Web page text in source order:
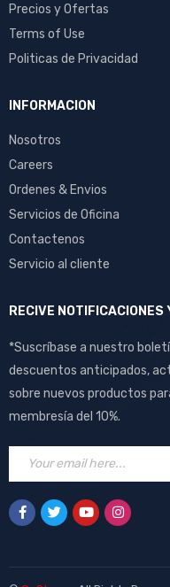
Precios y Ofertas
Terms of Use
Politicas de Privacidad
INFORMACION
Nosotros
Careers
Ordenes & Envios
Servicios de Oficina
Contactenos
Servicio al cliente
RECIVE NOTIFICACIONES
*Suscríbase a nuestro
descuentos anticipados,
sobre nuevos productos
membresía del 10%.